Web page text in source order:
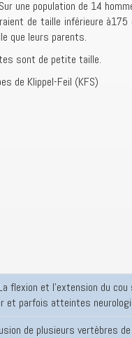
une population de 14
de taille inférieure
que leurs parents.
sont de petite taille.
de Klippel-Feil (KFS)
flexion et l’extension du
et parfois atteintes
de plusieurs vertèbres